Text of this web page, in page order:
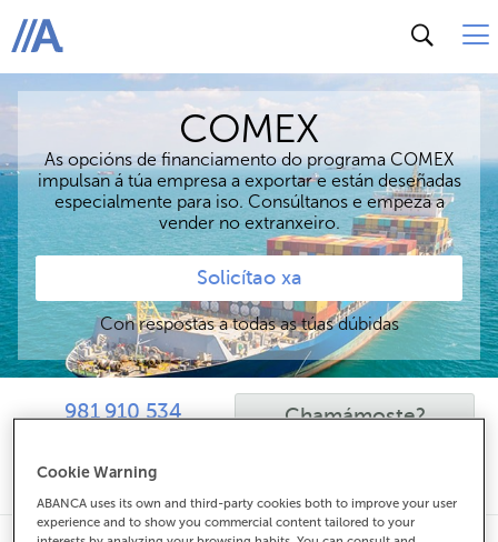
ABANCA
COMEX
As opcións de financiamento do programa COMEX
impulsan á túa empresa a exportar e están deseñadas
especialmente para iso. Consúltanos e empeza a
vender no extranxeiro.
Solicítao xa
Con respostas a todas as túas dúbidas
981 910 534 Chamámoste?
Cookie Warning
ABANCA uses its own and third-party cookies both to improve your user
experience and to show you commercial content tailored to your